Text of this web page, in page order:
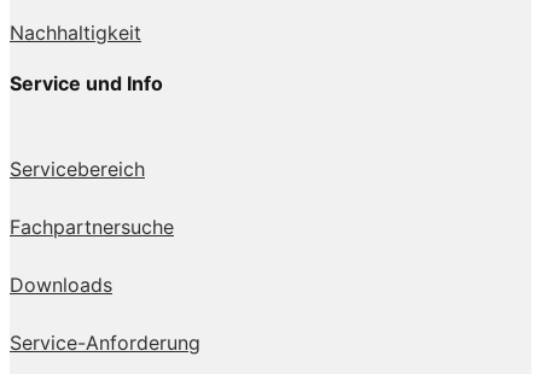
Nachhaltigkeit
Service und Info
Servicebereich
Fachpartnersuche
Downloads
Service-Anforderung